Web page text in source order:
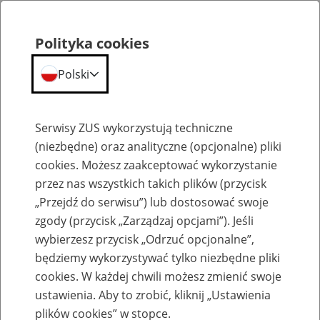
Emerytury
Baza zlikwidowanych lub
przekształconych zakładów pracy
Polityka cookies
Polski
Serwisy ZUS wykorzystują techniczne
(niezbędne) oraz analityczne (opcjonalne) pliki
cookies. Możesz zaakceptować wykorzystanie
przez nas wszystkich takich plików (przycisk
„Przejdź do serwisu”) lub dostosować swoje
zgody (przycisk „Zarządzaj opcjami”). Jeśli
wybierzesz przycisk „Odrzuć opcjonalne”,
będziemy wykorzystywać tylko niezbędne pliki
cookies. W każdej chwili możesz zmienić swoje
ustawienia. Aby to zrobić, kliknij „Ustawienia
plików cookies” w stopce.